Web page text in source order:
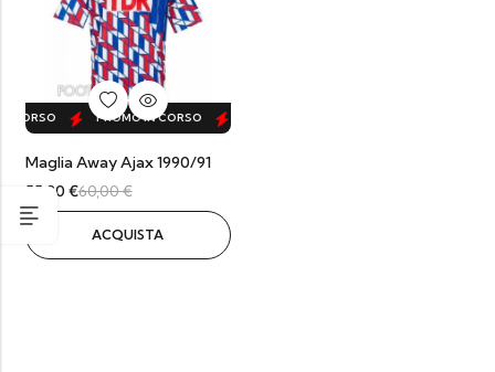
CORSO PROMO IN CORSO
Maglia Away Ajax 1990/91
55,20 €60,00€
ACQUISTA